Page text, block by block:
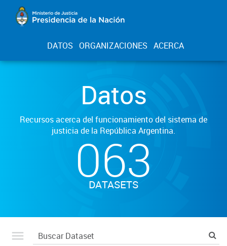
DATOS ORGANIZACIONES ACERCA
Datos
Recursos acerca del funcionamiento del sistema de
justicia de la República Argentina.
063
DATASETS